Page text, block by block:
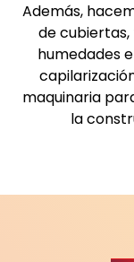
Además,
de
humedades
maquinaria
la